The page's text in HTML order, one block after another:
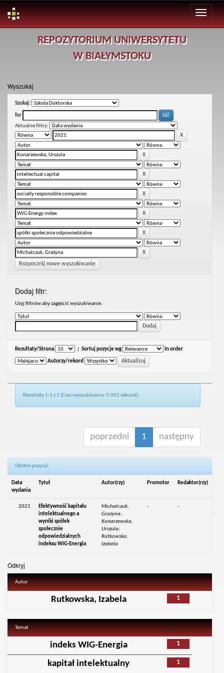
REPOZYTORIUM UNIWERSYTETU
W BIAŁYMSTOKU
Wyszukaj
Szukaj:
for
Aktualne filtry:
Rozpocznij nowe wyszukiwanie
Dodaj filtr:
Uzyj filtrów aby zagęścić wyszukiwanie.
Rezultaty/Strona Sortuj pozycje wg In order
Autorzy/rekord
Rezultaty 1-1 z 1 (Czas wyszukiwania: 0.002 sekund).
poprzedni 1 następny
Odsłon pozycji:
Data
wydania
Tytuł Autor(rzy) Promotor Redaktor(rzy)
2021
Efektywność kapitału
intelektualnego a
wyniki spółek
społecznie
odpowiedzialnych
indeksu WIG-Energia
Michalczuk,
Grażyna;
Konarzewska,
Urszula;
Rutkowska,
Izabela
- -
Odkryj
Autor
1
Rutkowska, Izabela
Temat
1
indeks WIG-Energia
1
kapitał intelektualny